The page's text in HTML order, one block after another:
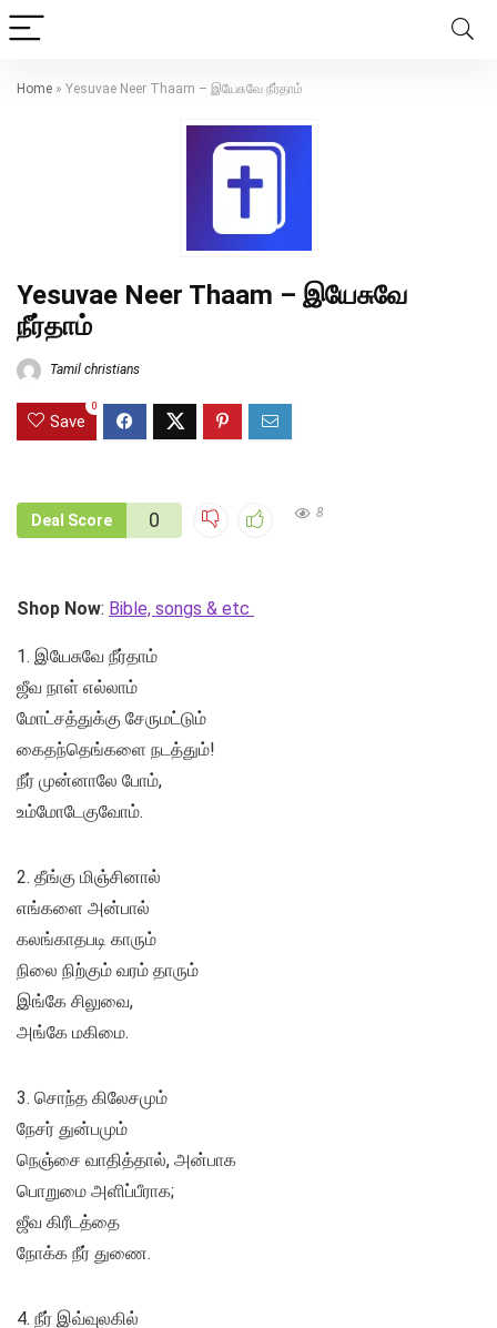
Home » Yesuvae Neer Thaam – இயேசுவே நீர்தாம்
Yesuvae Neer Thaam – இயேசுவே
நீர்தாம்
Tamil christians
Save
0
Deal Score 0 8
Shop Now: Bible, songs & etc
1. இயேசுவே நீர்தாம்
ஜீவ நாள் எல்லாம்
மோட்சத்துக்கு சேருமட்டும்
கைதந்தெங்களை நடத்தும்!
நீர் முன்னாலே போம்,
உம்மோடேகுவோம்.
2. தீங்கு மிஞ்சினால்
எங்களை அன்பால்
கலங்காதபடி காரும்
நிலை நிற்கும் வரம் தாரும்
இங்கே சிலுவை,
அங்கே மகிமை.
3. சொந்த கிலேசமும்
நேசர் துன்பமும்
நெஞ்சை வாதித்தால், அன்பாக
பொறுமை அளிப்பீராக;
ஜீவ கிரீடத்தை
நோக்க நீர் துணை.
4. நீர் இவ்வுலகில்